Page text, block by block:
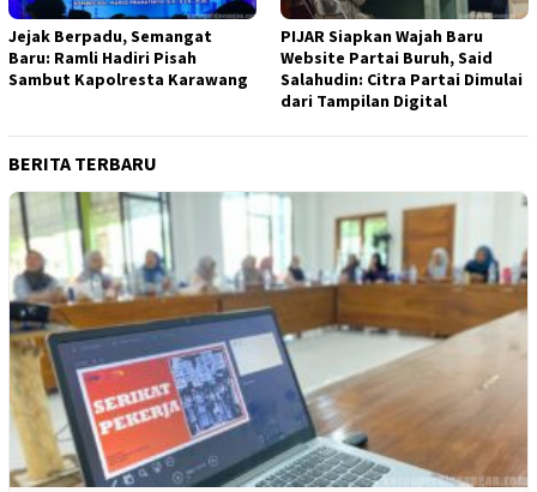
Jejak Berpadu, Semangat
Baru: Ramli Hadiri Pisah
Sambut Kapolresta Karawang
PIJAR Siapkan Wajah Baru
Website Partai Buruh, Said
Salahudin: Citra Partai Dimulai
dari Tampilan Digital
BERITA TERBARU